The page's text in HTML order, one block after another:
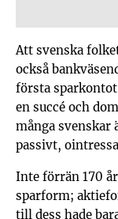
Att svenska
också
första
en succé och
många svenskar
passivt,
Inte förrän 170
sparform;
till dess hade